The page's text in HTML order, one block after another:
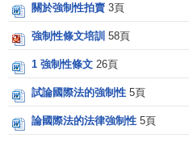
關於強制性拍賣 3頁
強制性條文培訓 58頁
1 強制性條文 26頁
試論國際法的強制性 5頁
論國際法的法律強制性 5頁